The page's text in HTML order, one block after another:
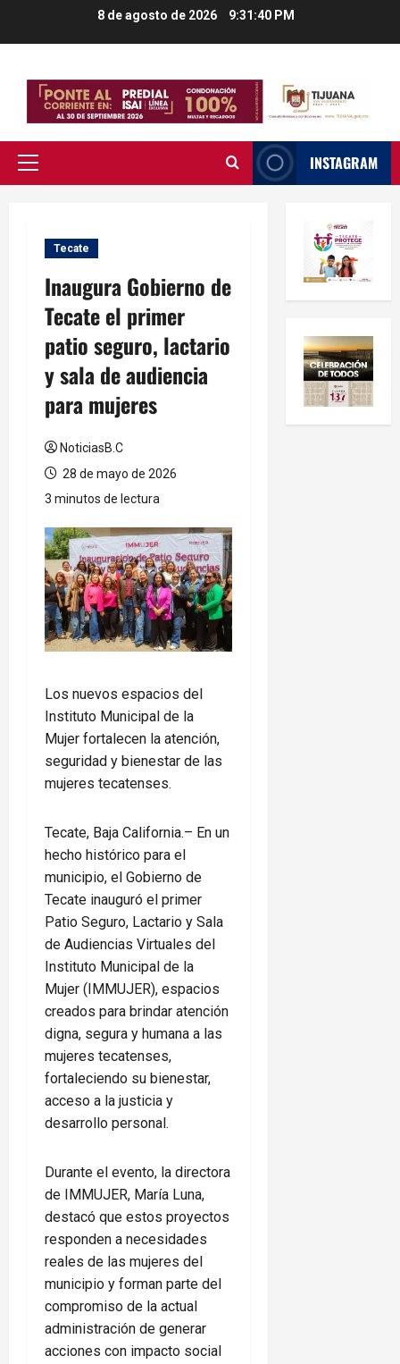
8 de agosto de 2026 9:31:40 PM
Menú
INSTAGRAM
Tecate
Inaugura Gobierno de
Tecate el primer
patio seguro, lactario
y sala de audiencia
para mujeres
NoticiasB.C
28 de mayo de 2026
3 minutos de lectura
Los nuevos espacios del
Instituto Municipal de la
Mujer fortalecen la atención,
seguridad y bienestar de las
mujeres tecatenses.
Tecate, Baja California.– En un
hecho histórico para el
municipio, el Gobierno de
Tecate inauguró el primer
Patio Seguro, Lactario y Sala
de Audiencias Virtuales del
Instituto Municipal de la
Mujer (IMMUJER), espacios
creados para brindar atención
digna, segura y humana a las
mujeres tecatenses,
fortaleciendo su bienestar,
acceso a la justicia y
desarrollo personal.
Durante el evento, la directora
de IMMUJER, María Luna,
destacó que estos proyectos
responden a necesidades
reales de las mujeres del
municipio y forman parte del
compromiso de la actual
administración de generar
acciones con impacto social